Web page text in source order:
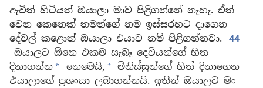
ඇවිත් හිටියත් ඔයාලා මාව පිළිගන්නේ නැහැ. ඒත්
වෙන කෙනෙක් තමන්ගේ නම ඉස්සරහට දාගෙන
දේවල් කළොත් ඔයාලා එයාව නම් පිළිගන්නවා.
44
ඔයාලට ඕනෙ එකම සැබෑ දෙවියන්ගේ හිත
දිනාගන්න * නෙමෙයි, +
මිනිස්සුන්ගේ හිත් දිනාගෙන
එයාලාගේ ප්‍රශංසා ලබාගන්නයි. ඉතින් ඔයාලට මං